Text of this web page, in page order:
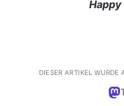
DIESER ARTIKEL